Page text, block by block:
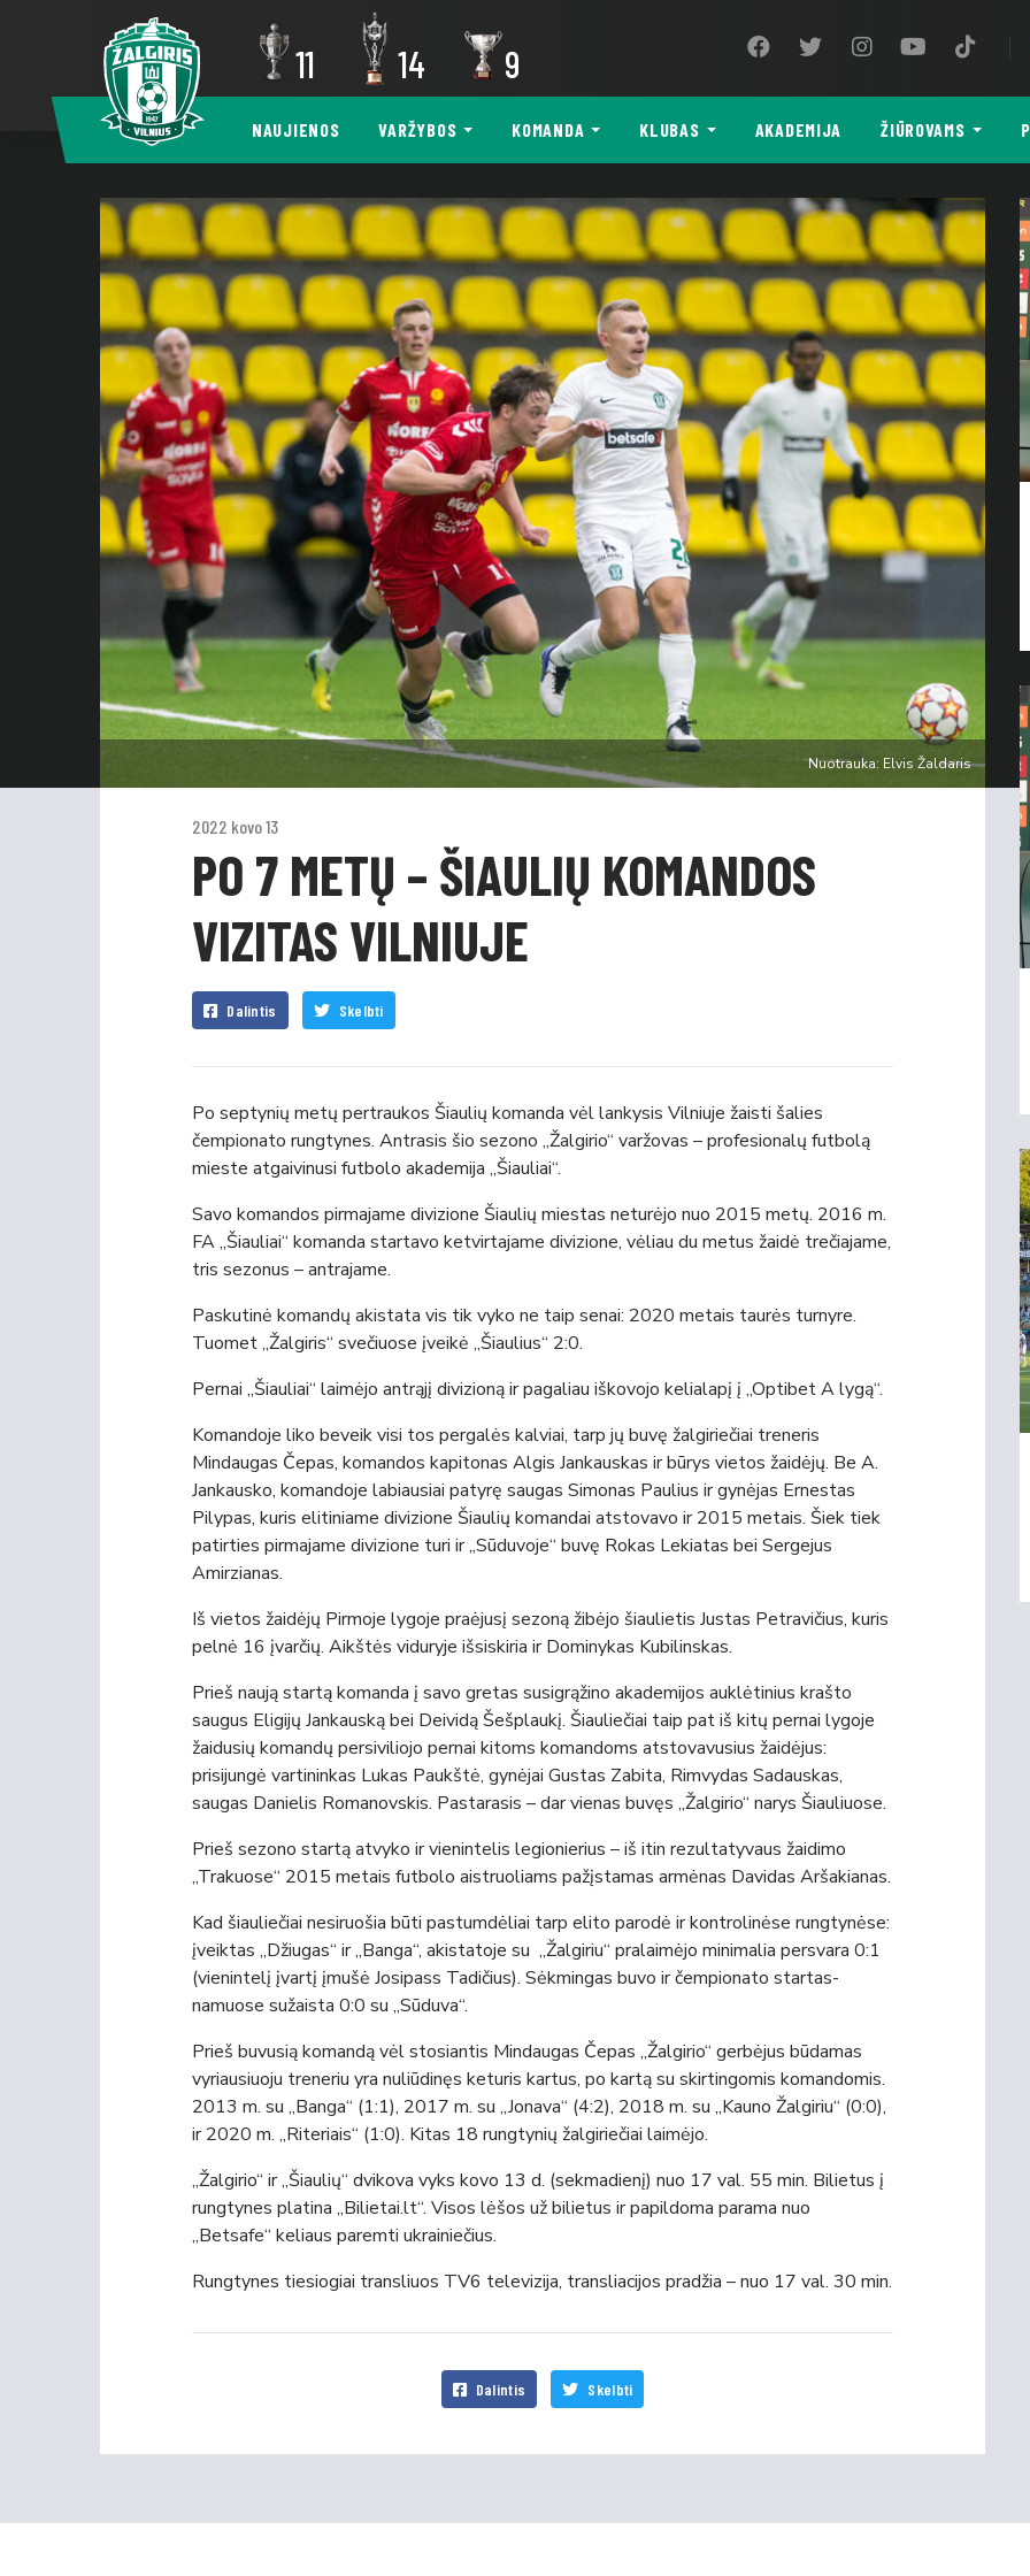
11 14 9
NAUJIENOS VARŽYBOS KOMANDA KLUBAS AKADEMIJA ŽIŪROVAMS
Nuotrauka: Elvis Žaldaris
2022 kovo 13
PO 7 METŲ – ŠIAULIŲ KOMANDOS
VIZITAS VILNIUJE
Dalintis Skelbti
Po septynių metų pertraukos Šiaulių komanda vėl lankysis Vilniuje žaisti šalies
čempionato rungtynes. Antrasis šio sezono „Žalgirio“ varžovas – profesionalų futbolą
mieste atgaivinusi futbolo akademija „Šiauliai“.
Savo komandos pirmajame divizione Šiaulių miestas neturėjo nuo 2015 metų. 2016 m.
FA „Šiauliai“ komanda startavo ketvirtajame divizione, vėliau du metus žaidė trečiajame,
tris sezonus – antrajame.
Paskutinė komandų akistata vis tik vyko ne taip senai: 2020 metais taurės turnyre.
Tuomet „Žalgiris“ svečiuose įveikė „Šiaulius“ 2:0.
Pernai „Šiauliai“ laimėjo antrąjį divizioną ir pagaliau iškovojo kelialapį į „Optibet A lygą“.
Komandoje liko beveik visi tos pergalės kalviai, tarp jų buvę žalgiriečiai treneris
Mindaugas Čepas, komandos kapitonas Algis Jankauskas ir būrys vietos žaidėjų. Be A.
Jankausko, komandoje labiausiai patyrę saugas Simonas Paulius ir gynėjas Ernestas
Pilypas, kuris elitiniame divizione Šiaulių komandai atstovavo ir 2015 metais. Šiek tiek
patirties pirmajame divizione turi ir „Sūduvoje“ buvę Rokas Lekiatas bei Sergejus
Amirzianas.
Iš vietos žaidėjų Pirmoje lygoje praėjusį sezoną žibėjo šiaulietis Justas Petravičius, kuris
pelnė 16 įvarčių. Aikštės viduryje išsiskiria ir Dominykas Kubilinskas.
Prieš naują startą komanda į savo gretas susigrąžino akademijos auklėtinius krašto
saugus Eligijų Jankauską bei Deividą Šešplaukį. Šiauliečiai taip pat iš kitų pernai lygoje
žaidusių komandų persiviliojo pernai kitoms komandoms atstovavusius žaidėjus:
prisijungė vartininkas Lukas Paukštė, gynėjai Gustas Zabita, Rimvydas Sadauskas,
saugas Danielis Romanovskis. Pastarasis – dar vienas buvęs „Žalgirio“ narys Šiauliuose.
Prieš sezono startą atvyko ir vienintelis legionierius – iš itin rezultatyvaus žaidimo
„Trakuose“ 2015 metais futbolo aistruoliams pažįstamas armėnas Davidas Aršakianas.
Kad šiauliečiai nesiruošia būti pastumdėliai tarp elito parodė ir kontrolinėse rungtynėse:
įveiktas „Džiugas“ ir „Banga“, akistatoje su „Žalgiriu“ pralaimėjo minimalia persvara 0:1
(vienintelį įvartį įmušė Josipass Tadičius). Sėkmingas buvo ir čempionato startas-
namuose sužaista 0:0 su „Sūduva“.
Prieš buvusią komandą vėl stosiantis Mindaugas Čepas „Žalgirio“ gerbėjus būdamas
vyriausiuoju treneriu yra nuliūdinęs keturis kartus, po kartą su skirtingomis komandomis.
2013 m. su „Banga“ (1:1), 2017 m. su „Jonava“ (4:2), 2018 m. su „Kauno Žalgiriu“ (0:0),
ir 2020 m. „Riteriais“ (1:0). Kitas 18 rungtynių žalgiriečiai laimėjo.
„Žalgirio“ ir „Šiaulių“ dvikova vyks kovo 13 d. (sekmadienį) nuo 17 val. 55 min. Bilietus į
rungtynes platina „Bilietai.lt“. Visos lėšos už bilietus ir papildoma parama nuo
„Betsafe“ keliaus paremti ukrainiečius.
Rungtynes tiesiogiai transliuos TV6 televizija, transliacijos pradžia – nuo 17 val. 30 min.
Dalintis Skelbti